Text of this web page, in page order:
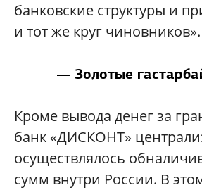
банковские структуры и
и тот же круг чиновников».
— Золотые
Кроме вывода денег за
банк «ДИСКОНТ»
осуществлялось
сумм внутри России. В